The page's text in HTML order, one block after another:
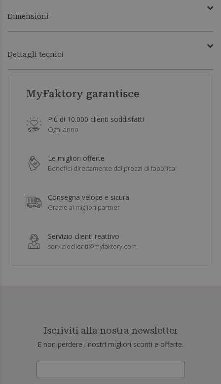
Dimensioni
Dettagli tecnici
MyFaktory garantisce
Più di 10.000 clienti soddisfatti
Ogni anno
Le migliori offerte
Benefici direttamente dai prezzi di fabbrica
Consegna veloce e sicura
Grazie ai migliori partner
Servizio clienti reattivo
servizioclienti@myfaktory.com
Iscriviti alla nostra newsletter
E non perdere i nostri migliori sconti e offerte.